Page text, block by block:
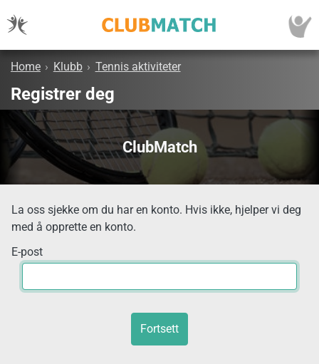
Home › Klubb › Tennis aktiviteter
Registrer deg
ClubMatch
La oss sjekke om du har en konto. Hvis ikke, hjelper vi deg
med å opprette en konto.
E-post
Fortsett